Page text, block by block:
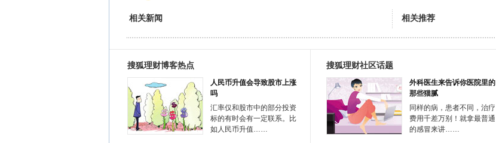
相关新闻 相关推荐
搜狐理财博客热点
人民币升值会导致股市上涨
吗
汇率仅和股市中的部分投资
标的有时会有一定联系。比
如人民币升值……
搜狐理财社区话题
外科医生来告诉你医院里的
那些猫腻
同样的病，患者不同，治疗
费用千差万别！就拿最普通
的感冒来讲……